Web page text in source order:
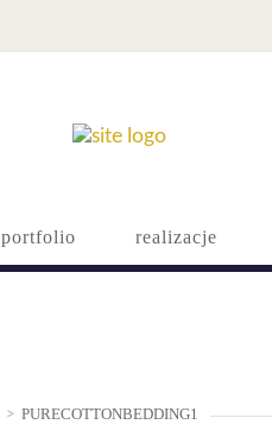
portfolio realizacje
> PURECOTTONBEDDING1